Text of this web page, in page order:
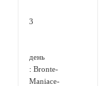
3
день
: Bronte-
Maniace-